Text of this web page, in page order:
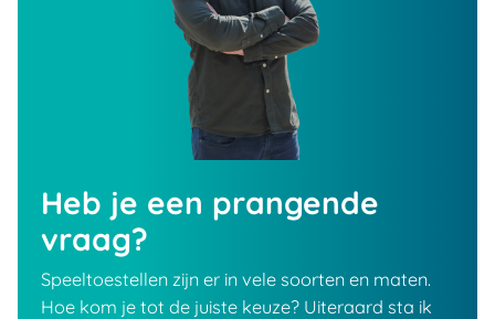
Heb je een prangende
vraag?
Speeltoestellen zijn er in vele soorten en maten.
Hoe kom je tot de juiste keuze? Uiteraard sta ik